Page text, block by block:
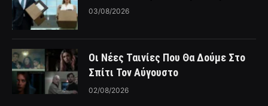
03/08/2026
Οι Νέες Ταινίες Που Θα Δούμε Στο
Σπίτι Τον Αύγουστο
02/08/2026